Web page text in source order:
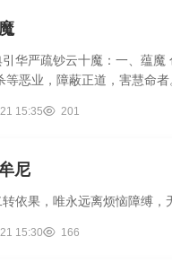
华严疏钞云十魔：一、蕴魔
等恶业，障蔽正道，害慧命
15:35 201
尼
转依果，唯永远离烦恼障缚，
15:30 166